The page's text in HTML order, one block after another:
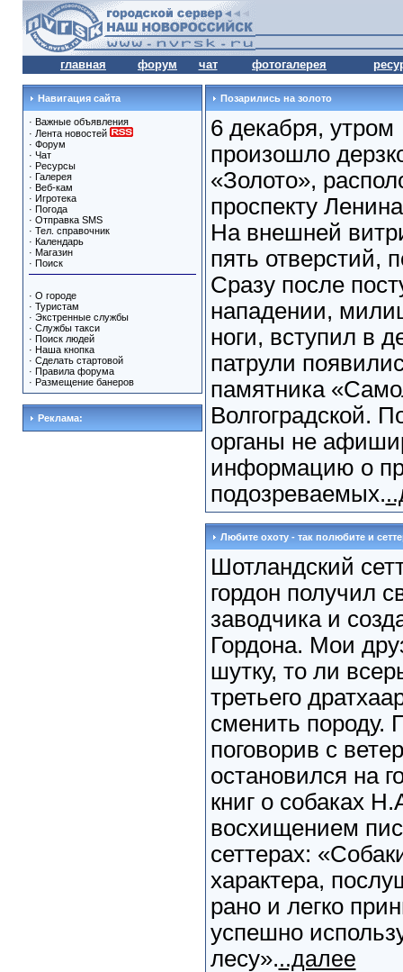
главная форум чат фотогалерея
Навигация сайта
· Важные объявления
· Лента новостей
· Форум
· Чат
· Ресурсы
· Галерея
· Веб-кам
· Игротека
· Погода
· Отправка SMS
· Тел. справочник
· Календарь
· Магазин
· Поиск
· О городе
· Туристам
· Экстренные службы
· Службы такси
· Поиск людей
· Наша кнопка
· Сделать стартовой
· Правила форума
· Размещение банеров
Реклама:
Позарились на золото
6 декабря, утром
произошло
«Золото»,
проспекту
На внешней
пять отверстий,
Cразу после
нападении,
ноги, вступил в
патрули
памятника
Волгоградской.
органы не
информацию о
подозреваемых.
Любите охоту - так полюбите и
Шотландский
гордон получил
заводчика и
Гордона. Мои
шутку, то ли
третьего
сменить породу.
поговорив с
остановился на
книг о собаках
восхищением
сеттерах:
характера,
рано и легко
успешно
лесу»...далее